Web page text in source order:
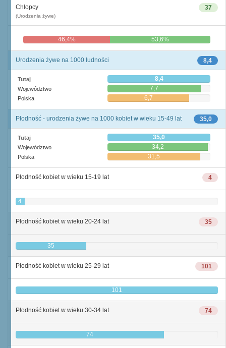
37
Chłopcy
(Urodzenia żywe)
46,4% 53,6%
8,4
Urodzenia żywe na 1000 ludności
Tutaj 8,4
Województwo 7,7
Polska 6,7
35,0
Płodność - urodzenia żywe na 1000 kobiet w wieku 15-49 lat
Tutaj 35,0
Województwo 34,2
Polska 31,5
4
Płodność kobiet w wieku 15-19 lat
4
35
Płodność kobiet w wieku 20-24 lat
35
101
Płodność kobiet w wieku 25-29 lat
101
74
Płodność kobiet w wieku 30-34 lat
74